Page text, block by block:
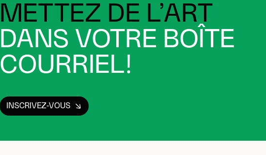
METTEZ DE L’ART
DANS VOTRE BOÎTE
COURRIEL!
INSCRIVEZ-VOUS